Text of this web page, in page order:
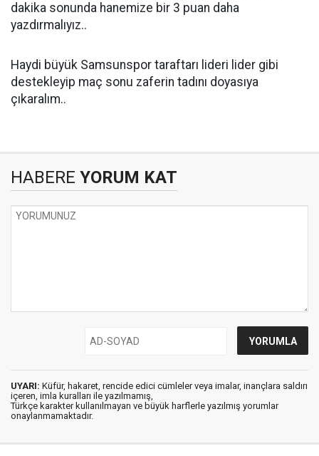
dakika sonunda hanemize bir 3 puan daha
yazdırmalıyız..
Haydi büyük Samsunspor taraftarı lideri lider gibi
destekleyip maç sonu zaferin tadını doyasıya
çıkaralım..
HABERE YORUM KAT
UYARI: Küfür, hakaret, rencide edici cümleler veya imalar, inançlara saldırı
içeren, imla kuralları ile yazılmamış,
Türkçe karakter kullanılmayan ve büyük harflerle yazılmış yorumlar
onaylanmamaktadır.